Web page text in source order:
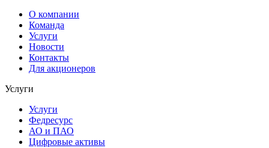
О компании
Команда
Услуги
Новости
Контакты
Для акционеров
Услуги
Услуги
Федресурс
АО и ПАО
Цифровые активы